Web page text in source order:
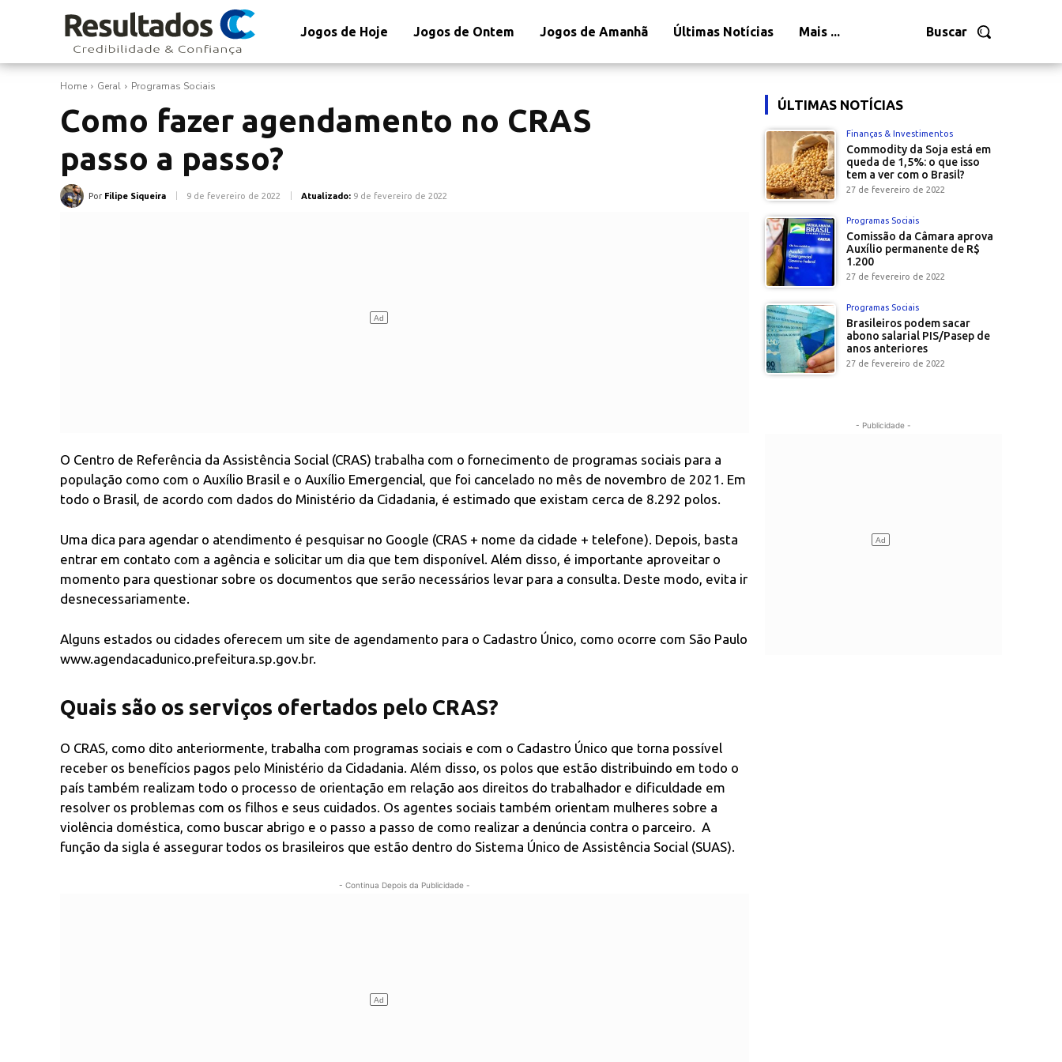
Buscar
Jogos de Hoje Jogos de Ontem Jogos de Amanhã Últimas Notícias Mais ...
Home Geral Programas Sociais
Como fazer agendamento no CRAS
passo a passo?
Por Filipe Siqueira 9 de fevereiro de 2022 Atualizado: 9 de fevereiro de 2022
O Centro de Referência da Assistência Social (CRAS) trabalha com o fornecimento de programas sociais para a
população como com o Auxílio Brasil e o Auxílio Emergencial, que foi cancelado no mês de novembro de 2021. Em
todo o Brasil, de acordo com dados do Ministério da Cidadania, é estimado que existam cerca de 8.292 polos.
Uma dica para agendar o atendimento é pesquisar no Google (CRAS + nome da cidade + telefone). Depois, basta
entrar em contato com a agência e solicitar um dia que tem disponível. Além disso, é importante aproveitar o
momento para questionar sobre os documentos que serão necessários levar para a consulta. Deste modo, evita ir
desnecessariamente.
Alguns estados ou cidades oferecem um site de agendamento para o Cadastro Único, como ocorre com São Paulo
www.agendacadunico.prefeitura.sp.gov.br.
Quais são os serviços ofertados pelo CRAS?
O CRAS, como dito anteriormente, trabalha com programas sociais e com o Cadastro Único que torna possível
receber os benefícios pagos pelo Ministério da Cidadania. Além disso, os polos que estão distribuindo em todo o
país também realizam todo o processo de orientação em relação aos direitos do trabalhador e dificuldade em
resolver os problemas com os filhos e seus cuidados. Os agentes sociais também orientam mulheres sobre a
violência doméstica, como buscar abrigo e o passo a passo de como realizar a denúncia contra o parceiro. A
função da sigla é assegurar todos os brasileiros que estão dentro do Sistema Único de Assistência Social (SUAS).
- Continua Depois da Publicidade -
ÚLTIMAS NOTÍCIAS
Finanças & Investimentos
Commodity da Soja está em
queda de 1,5%: o que isso
tem a ver com o Brasil?
27 de fevereiro de 2022
Programas Sociais
Comissão da Câmara aprova
Auxílio permanente de R$
1.200
27 de fevereiro de 2022
Programas Sociais
Brasileiros podem sacar
abono salarial PIS/Pasep de
anos anteriores
27 de fevereiro de 2022
- Publicidade -